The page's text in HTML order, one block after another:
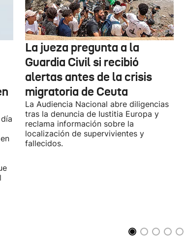
La jueza pregunta a la
Guardia Civil si recibió
alertas antes de la crisis
migratoria de Ceuta
La Audiencia Nacional abre diligencias
tras la denuncia de Iustitia Europa y
reclama información sobre la
localización de supervivientes y
fallecidos.